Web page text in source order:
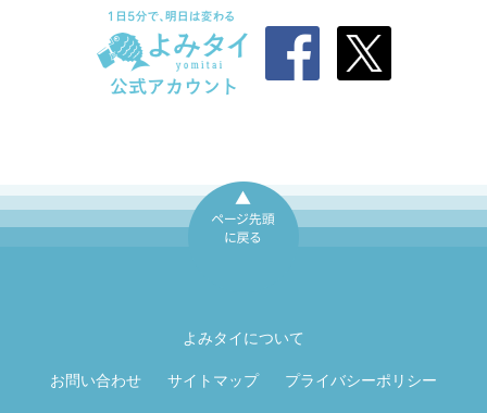
よみタイについて
お問い合わせ サイトマップ プライバシーポリシー